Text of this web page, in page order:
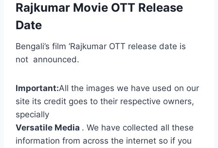
Rajkumar Movie OTT Release
Date
Bengali’s film ‘Rajkumar OTT release date is
not announced.
Important:All the images we have used on our
site its credit goes to their respective owners,
specially
Versatile Media . We have collected all these
information from across the internet so if you